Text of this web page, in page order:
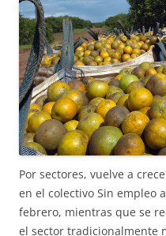
Por sectores, vuelve a
en el colectivo Sin empleo
febrero, mientras que se
el sector tradicionalmente